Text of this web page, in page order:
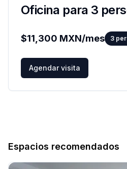
Oficina para 3
$11,300 MXN/mes 3
Agendar visita
Espacios recomendados